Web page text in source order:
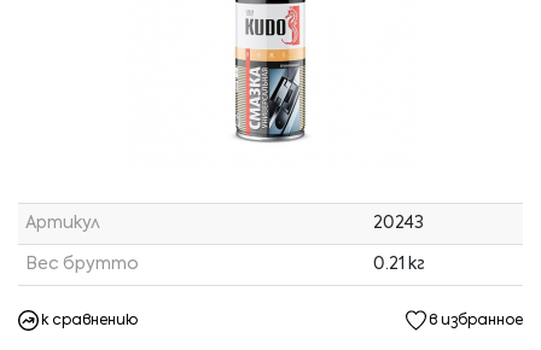
Артикул 20243
Вес брутто 0.21 кг
к сравнению в избранное